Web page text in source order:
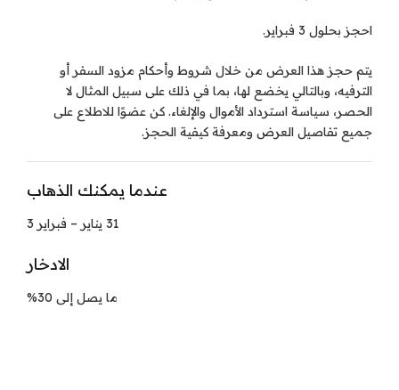
احجز بحلول 3 فبراير.
يتم حجز هذا العرض من خلال شروط وأحكام مزود السفر أو
الترفيه، وبالتالي يخضع لها، بما في ذلك على سبيل المثال لا
الحصر، سياسة استرداد الأموال والإلغاء. كن عضوًا للاطلاع على
جميع تفاصيل العرض ومعرفة كيفية الحجز.
عندما يمكنك الذهاب
31 يناير – فبراير 3
الادخار
ما يصل إلى 30%